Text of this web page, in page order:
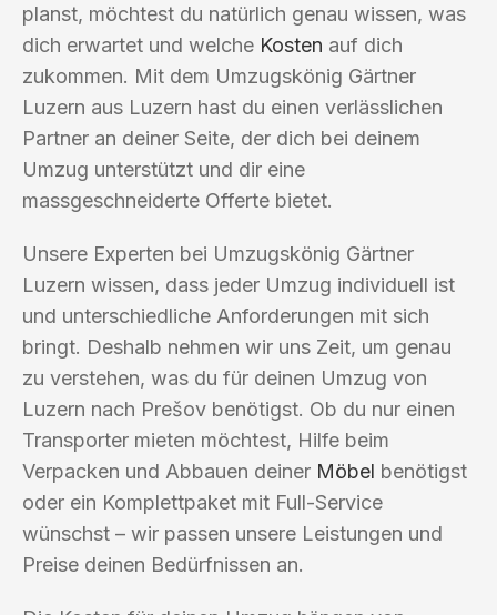
planst, möchtest du natürlich genau wissen, was
dich erwartet und welche Kosten auf dich
zukommen. Mit dem Umzugskönig Gärtner
Luzern aus Luzern hast du einen verlässlichen
Partner an deiner Seite, der dich bei deinem
Umzug unterstützt und dir eine
massgeschneiderte Offerte bietet.
Unsere Experten bei Umzugskönig Gärtner
Luzern wissen, dass jeder Umzug individuell ist
und unterschiedliche Anforderungen mit sich
bringt. Deshalb nehmen wir uns Zeit, um genau
zu verstehen, was du für deinen Umzug von
Luzern nach Prešov benötigst. Ob du nur einen
Transporter mieten möchtest, Hilfe beim
Verpacken und Abbauen deiner Möbel benötigst
oder ein Komplettpaket mit Full-Service
wünschst – wir passen unsere Leistungen und
Preise deinen Bedürfnissen an.